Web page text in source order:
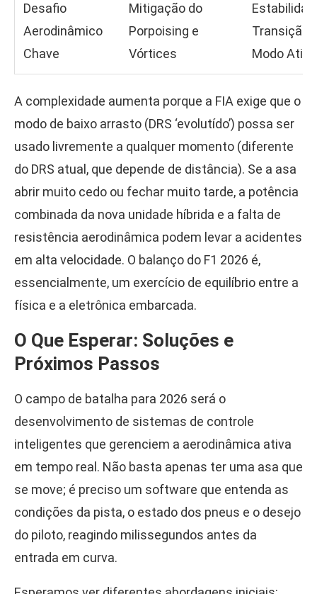
Desafio
Aerodinâmico
Chave
Mitigação do
Porpoising e
Vórtices
Transição
Modo Ativo
A complexidade aumenta porque a FIA exige que o
modo de baixo arrasto (DRS ‘evolutído’) possa ser
usado livremente a qualquer momento (diferente
do DRS atual, que depende de distância). Se a asa
abrir muito cedo ou fechar muito tarde, a potência
combinada da nova unidade híbrida e a falta de
resistência aerodinâmica podem levar a acidentes
em alta velocidade. O balanço do F1 2026 é,
essencialmente, um exercício de equilíbrio entre a
física e a eletrônica embarcada.
O Que Esperar: Soluções e
Próximos Passos
O campo de batalha para 2026 será o
desenvolvimento de sistemas de controle
inteligentes que gerenciem a aerodinâmica ativa
em tempo real. Não basta apenas ter uma asa que
se move; é preciso um software que entenda as
condições da pista, o estado dos pneus e o desejo
do piloto, reagindo milissegundos antes da
entrada em curva.